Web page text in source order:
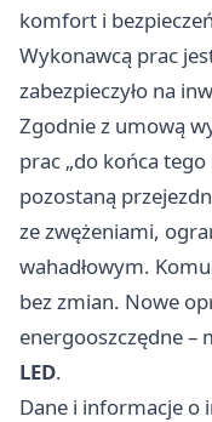
komfort i
Wykonawcą prac
zabezpieczyło na
Zgodnie z umową
prac „do końca
pozostaną
ze zwężeniami,
wahadłowym.
bez zmian. Nowe
energooszczędne –
LED.
Dane i informacje o